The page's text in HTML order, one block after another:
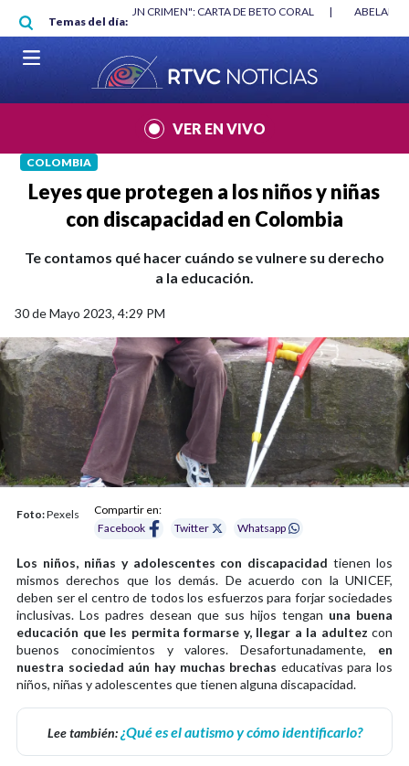
Pasar al contenido principal
Temas del día:
"HABLAR NO ES UN CRIMEN": CARTA DE BETO CORAL |
VER EN VIVO
COLOMBIA
Leyes que protegen a los niños y niñas
con discapacidad en Colombia
Te contamos qué hacer cuándo se vulnere su derecho
a la educación.
30 de Mayo 2023, 4:29 PM
Foto:Pexels
Compartir en:
Facebook
Twitter Whatsapp
Los niños, niñas y adolescentes con discapacidadtienen los
mismos derechos que los demás. De acuerdo con la UNICEF,
deben ser el centro de todos los esfuerzos para forjar sociedades
inclusivas. Los padres desean que sus hijos tengan una buena
educación que les permita formarse y, llegar a la adultez con
buenos conocimientos y valores. Desafortunadamente, en
nuestra sociedad aún hay muchas brechas educativas para los
niños, niñas y adolescentes que tienen alguna discapacidad.
Lee también:¿Qué es el autismo y cómo identificarlo?